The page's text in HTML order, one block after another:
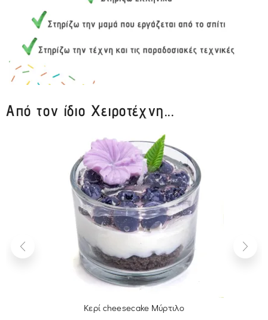
Από τον ίδιο Χειροτέχνη...
Κερί cheesecake Μύρτιλο